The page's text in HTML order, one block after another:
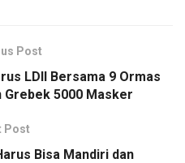
Post
LDII Bersama 9 Ormas
Grebek 5000 Masker
Post
Bisa Mandiri dan